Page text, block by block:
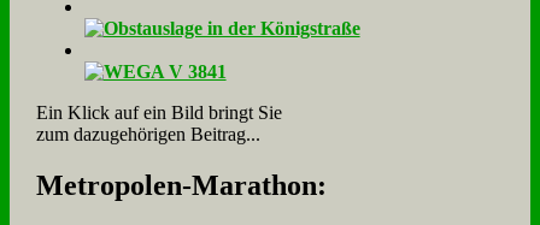
Ein Klick auf ein Bild bringt Sie
zum dazugehörigen Beitrag...
Me­tro­po­len-Ma­ra­thon: